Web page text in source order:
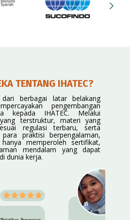
TENTANG IHATEC?
berbagai latar belakang
pengembangan
kepada IHATEC. Melalui
terstruktur, materi yang
regulasi terbaru, serta
praktisi berpengalaman,
memperoleh sertifikat,
mendalam yang dapat
dunia kerja.